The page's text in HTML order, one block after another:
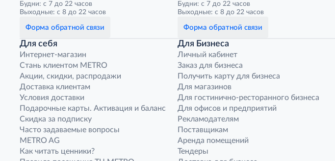
Будни: с 7 до 22 часов
Выходные: с 8 до 22 часов
Форма обратной связи
Будни: с 7 до 22 часов
Выходные: с 8 до 22 часов
Форма обратной связи
Для себя
Интернет-магазин
Стань клиентом METRO
Акции, скидки, распродажи
Доставка клиентам
Условия доставки
Подарочные карты. Активация и баланс
Скидка за подписку
Часто задаваемые вопросы
METRO AG
Как читать ценники?
Для Бизнеса
Личный кабинет
Заказ для бизнеса
Получить карту для бизнеса
Для магазинов
Для гостинично-ресторанного бизнеса
Для офисов и предприятий
Рекламодателям
Поставщикам
Аренда помещений
Тендеры